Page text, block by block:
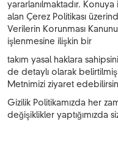
yararlanılmaktadır.
alan Çerez Politikası
Verilerin Korunması
işlenmesine ilişkin bir
takım yasal haklara
de detaylı olarak
Metnimizi ziyaret
Gizilik Politikamızda her
değişiklikler yaptığımızda